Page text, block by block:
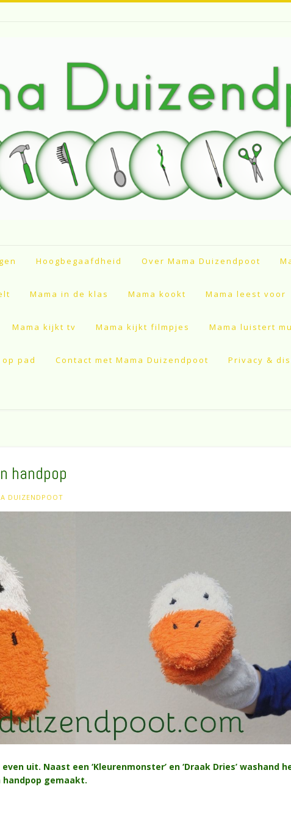
Hoogbegaafdheid Over Mama Duizendpoot
Mama in de klas Mama kookt Mama leest voor
Mama kijkt tv Mama kijkt filmpjes Mama luistert
pad Contact met Mama Duizendpoot Privacy &
handpop
DUIZENDPOOT
uit. Naast een ‘Kleurenmonster’ en ‘Draak Dries’ washand
handpop gemaakt.